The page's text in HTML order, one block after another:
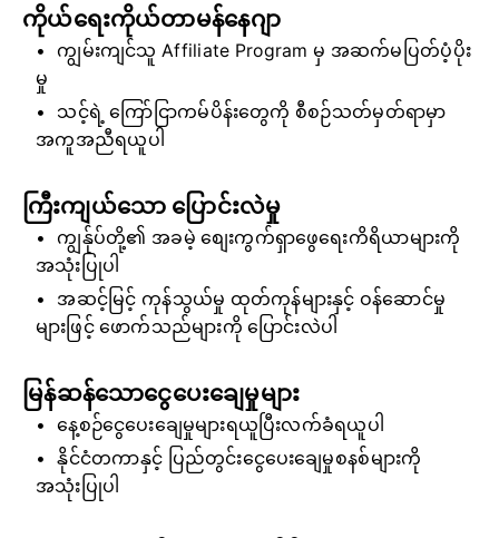
ကိုယ်ရေးကိုယ်တာမန်နေဂျာ
ကျွမ်းကျင်သူ Affiliate Program မှ အဆက်မပြတ်ပံ့ပိုး
မှု
သင့်ရဲ့ ကြော်ငြာကမ်ပိန်းတွေကို စီစဉ်သတ်မှတ်ရာမှာ
အကူအညီရယူပါ
ကြီးကျယ်သော ပြောင်းလဲမှု
ကျွန်ုပ်တို့၏ အခမဲ့ စျေးကွက်ရှာဖွေရေးကိရိယာများကို
အသုံးပြုပါ
အဆင့်မြင့် ကုန်သွယ်မှု ထုတ်ကုန်များနှင့် ဝန်ဆောင်မှု
များဖြင့် ဖောက်သည်များကို ပြောင်းလဲပါ
မြန်ဆန်သောငွေပေးချေမှုများ
နေ့စဉ်ငွေပေးချေမှုများရယူပြီးလက်ခံရယူပါ
နိုင်ငံတကာနှင့် ပြည်တွင်းငွေပေးချေမှုစနစ်များကို
အသုံးပြုပါ